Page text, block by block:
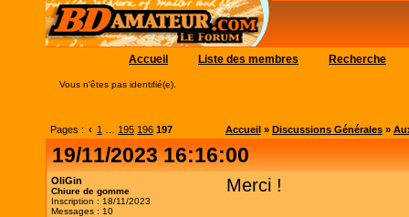
Accueil Liste des membres Recherche
Vous n'êtes pas identifié(e).
Pages : ‹ 1 195 196 197 Accueil » Discussions Générales »
19/11/2023 16:16:00
OliGin
Chiure de gomme
Inscription : 18/11/2023
Messages : 10
Merci !